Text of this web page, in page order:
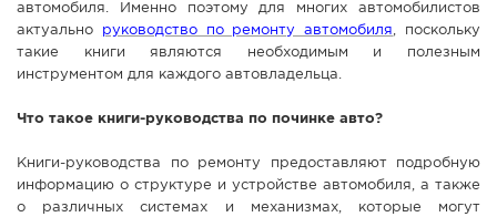
КОНКУРСЫ
ГОЛОСОВАНИЯ
ПРЕДЛОЖИТЬ НОВОСТЬ
автомобиля. Именно поэтому для многих автомобилистов
актуально
руководство по ремонту автомобиля, поскольку
такие книги являются необходимым и полезным
инструментом для каждого автовладельца.
Что такое книги-руководства по починке авто?
Книги-руководства по ремонту предоставляют подробную
информацию о структуре и устройстве автомобиля, а также
о различных системах и механизмах, которые могут